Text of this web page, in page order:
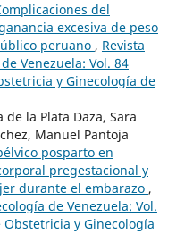
del
excesiva de peso
peruano , Revista
Venezuela: Vol. 84
y Ginecología de
la Plata Daza, Sara
Manuel Pantoja
posparto en
pregestacional y
durante el embarazo ,
de Venezuela: Vol.
Obstetricia y Ginecología